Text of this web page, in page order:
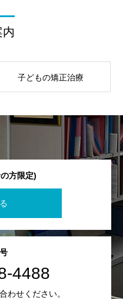
子どもの矯正治療
方限定)
4488
わせください。